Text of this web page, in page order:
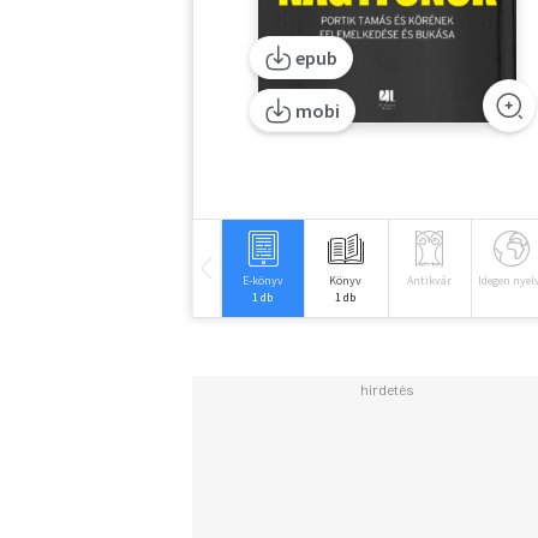
epub
mobi
E-könyv
1 db
Könyv
1 db
Antikvár Idegen